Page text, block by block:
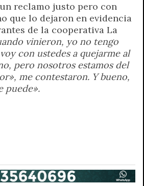
reclamo justo pero con
que lo dejaron en evidencia
de la cooperativa La
vinieron, yo no tengo
con ustedes a quejarme al
pero nosotros estamos del
me contestaron. Y bueno,
puede».